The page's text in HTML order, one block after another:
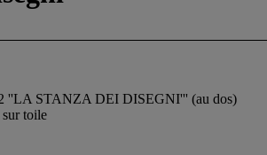
''LA STANZA DEI DISEGNI''' (au dos)
toile